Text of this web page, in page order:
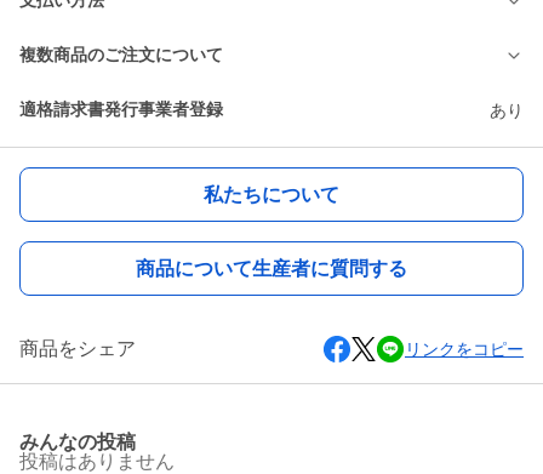
複数商品のご注文について
適格請求書発行事業者登録 あり
私たちについて
商品について生産者に質問する
商品をシェア リンクをコピー
みんなの投稿
投稿はありません